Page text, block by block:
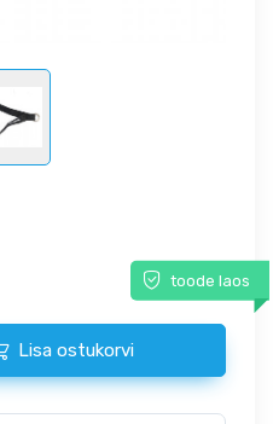
toode laos
Lisa ostukorvi